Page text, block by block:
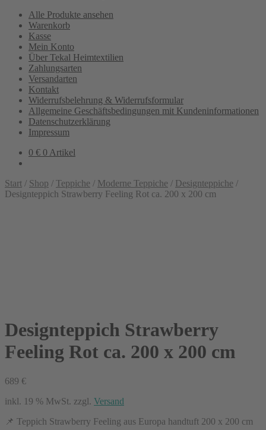
Alle Produkte ansehen
Warenkorb
Kasse
Mein Konto
Über Tekal Heimtextilien
Zahlungsarten
Versandarten
Kontakt
Widerrufsbelehrung & Widerrufsformular
Allgemeine Geschäftsbedingungen mit Kundeninformationen
Datenschutzerklärung
Impressum
0 € 0 Artikel
Start / Shop / Teppiche / Moderne Teppiche / Designteppiche /
Designteppich Strawberry Feeling Rot ca. 200 x 200 cm
Designteppich Strawberry
Feeling Rot ca. 200 x 200 cm
689 €
inkl. 19 % MwSt. zzgl. Versand
📌 Teppich Strawberry Feeling aus Europa handtuft 200 x 200 cm